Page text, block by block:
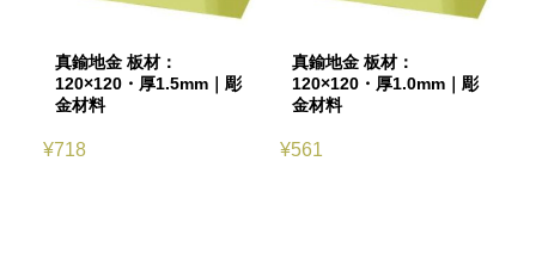
真鍮地金 板材：
120×120・厚1.5mm｜彫
金材料
¥718
真鍮地金 板材：
120×120・厚1.0mm｜彫
金材料
¥561